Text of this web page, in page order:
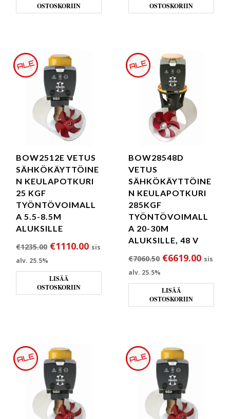
OSTOSKORIIN
OSTOSKORIIN
BOW2512E VETUS
SÄHKÖKÄYTTÖINE
N KEULAPOTKURI
25 KGF
TYÖNTÖVOIMALL
A 5.5-8.5M
ALUKSILLE
€1235.00 Alkuperäinen hinta oli: €1235.00.
€1110.00Nykyinen hinta on: €1110.00.
sis
alv. 25.5%
LISÄÄ
OSTOSKORIIN
BOW28548D
VETUS
SÄHKÖKÄYTTÖINE
N KEULAPOTKURI
285KGF
TYÖNTÖVOIMALL
A 20-30M
ALUKSILLE, 48 V
€7060.50 Alkuperäinen
€6619.00 sis
alv. 25.5%
LISÄÄ
OSTOSKORIIN